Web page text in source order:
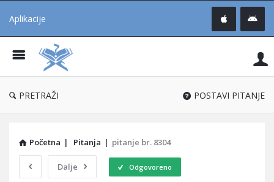
Aplikacije
®
PRETRAŽI POSTAVI PITANJE
Početna | Pitanja | pitanje br. 8304
Dalje Odgovoreno